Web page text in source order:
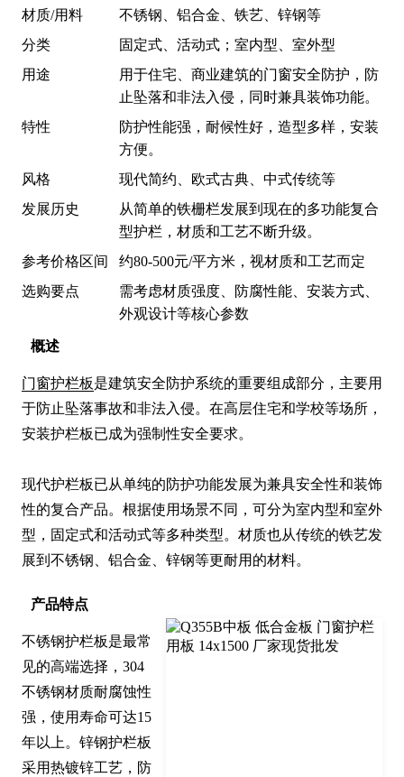
概述
门窗护栏板是建筑安全防护系统的重要组成部分，主要用
于防止坠落事故和非法入侵。在高层住宅和学校等场所，
安装护栏板已成为强制性安全要求。
现代护栏板已从单纯的防护功能发展为兼具安全性和装饰
性的复合产品。根据使用场景不同，可分为室内型和室外
型，固定式和活动式等多种类型。材质也从传统的铁艺发
展到不锈钢、铝合金、锌钢等更耐用的材料。
产品特点
不锈钢护栏板是最常
见的高端选择，304
不锈钢材质耐腐蚀性
强，使用寿命可达15
年以上。锌钢护栏板
采用热镀锌工艺，防
材质/用料
不锈钢、铝合金、铁艺、锌钢等
分类
固定式、活动式；室内型、室外型
用途
用于住宅、商业建筑的门窗安全防护，防
止坠落和非法入侵，同时兼具装饰功能。
特性
防护性能强，耐候性好，造型多样，安装
方便。
风格
现代简约、欧式古典、中式传统等
发展历史
从简单的铁栅栏发展到现在的多功能复合
型护栏，材质和工艺不断升级。
参考价格区间
约80-500元/平方米，视材质和工艺而定
选购要点
需考虑材质强度、防腐性能、安装方式、
外观设计等核心参数